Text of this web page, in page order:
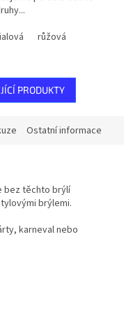
růžová
PRODUKTY
Ostatní informace
bez těchto brýlí
brýlemi.
karneval nebo